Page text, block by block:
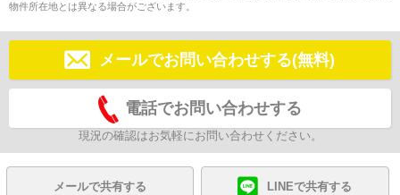
物件所在地とは異なる場合がございます。
メールでお問い合わせする(無料)
電話でお問い合わせする
現況の確認はお気軽にお問い合わせください。
メールで共有する LINEで共有する